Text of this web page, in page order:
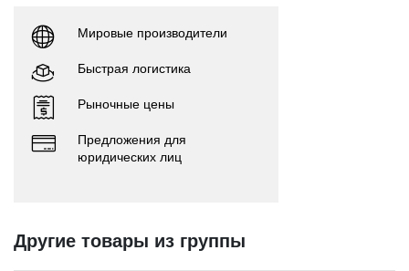
Мировые производители
Быстрая логистика
Рыночные цены
Предложения для
юридических лиц
Другие товары из группы